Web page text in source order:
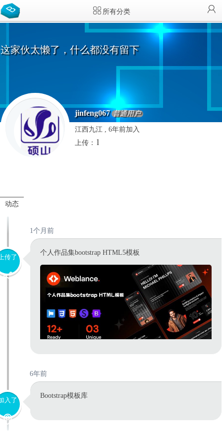
所有分类
这家伙太懒了，什么都没有留下
jinfeng067 普通用户
江西九江 , 6年前加入
上传： 1
动态
1个月前
传了
个人作品集bootstrap HTML5模板
6年前
入了
Bootstrap模板库